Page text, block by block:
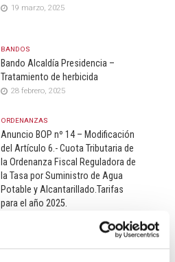
19 marzo, 2025
BANDOS
Bando Alcaldía Presidencia –
Tratamiento de herbicida
28 febrero, 2025
ORDENANZAS
Anuncio BOP nº 14 – Modificación
del Artículo 6.- Cuota Tributaria de
la Ordenanza Fiscal Reguladora de
la Tasa por Suministro de Agua
Potable y Alcantarillado.Tarifas
para el año 2025.
ORDENANZAS